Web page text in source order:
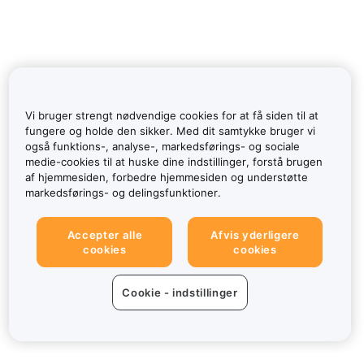
Vi bruger strengt nødvendige cookies for at få siden til at
fungere og holde den sikker. Med dit samtykke bruger vi
også funktions-, analyse-, markedsførings- og sociale
medie-cookies til at huske dine indstillinger, forstå brugen
af hjemmesiden, forbedre hjemmesiden og understøtte
markedsførings- og delingsfunktioner.
Accepter alle
cookies
Afvis yderligere
cookies
Cookie - indstillinger